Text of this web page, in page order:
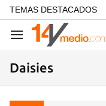
common.go-to-content
TEMAS DESTACADOS
Navegación
Daisies